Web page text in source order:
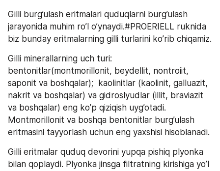
Gilli burg’ulash eritmalari quduqlarni burg’ulash
jarayonida muhim ro’l o’ynaydi.#PROERIELL ruknida
biz bunday eritmalarning gilli turlarini ko’rib chiqamiz.
Gilli minerallarning uch turi:
bentonitlar(montmorillonit, beydellit, nontroiit,
saponit va boshqalar);  kaolinitlar (kaolinit, galluazit,
nakrit va boshqalar) va gidroslyudlar (illit, braviazit
va boshqalar) eng ko’p qiziqish uyg’otadi.
Montmorillonit va boshqa bentonitlar burg’ulash
eritmasini tayyorlash uchun eng yaxshisi hisoblanadi.
Gilli eritmalar quduq devorini yupqa pishiq plyonka
bilan qoplaydi. Plyonka jinsga filtratning kirishiga yo’l